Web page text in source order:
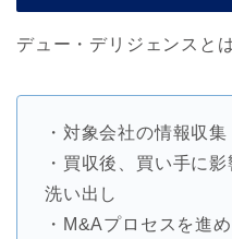
デュー・デリジェンスとは
・対象会社の情報収集
・買収後、買い手に
洗い出し
・M&Aプロセスを進